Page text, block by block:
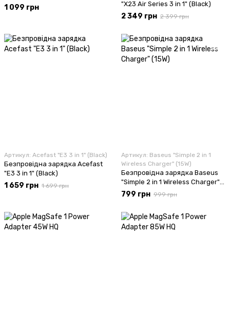
1 099 грн "X23 Air Series 3 in 1" (Black)
2 349 грн 2 399 грн
Артикул: Acefast "E3 3 in 1" (Black)
Безпровідна зарядка Acefast
"E3 3 in 1" (Black)
1 659 грн 1 699 грн
Артикул: Baseus "Simple 2 in 1
Wireless Charger" (15W)
Безпровідна зарядка Baseus
"Simple 2 in 1 Wireless Charger"
(15W)
799 грн 999 грн